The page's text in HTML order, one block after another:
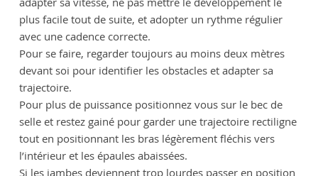
plus facile tout de suite, et adopter un rythme régulier
avec une cadence correcte.
Pour se faire, regarder toujours au moins deux mètres
devant soi pour identifier les obstacles et adapter sa
trajectoire.
Pour plus de puissance positionnez vous sur le bec de
selle et restez gainé pour garder une trajectoire rectiligne
tout en positionnant les bras légèrement fléchis vers
l’intérieur et les épaules abaissées.
Si les jambes deviennent trop lourdes passer en position